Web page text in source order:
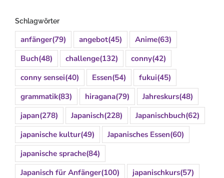
Schlagwörter
anfänger(79) angebot(45) Anime(63)
Buch(48) challenge(132) conny(42)
conny sensei(40) Essen(54) fukui(45)
grammatik(83) hiragana(79) Jahreskurs(48)
japan(278) Japanisch(228) Japanischbuch(62)
japanische kultur(49) Japanisches Essen(60)
japanische sprache(84)
Japanisch für Anfänger(100) japanischkurs(57)